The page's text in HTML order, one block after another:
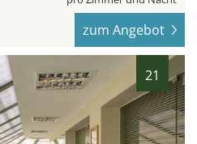
zum Angebot
21